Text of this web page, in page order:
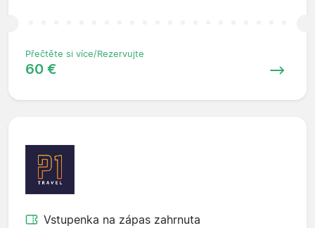
Přečtěte si více/Rezervujte
60 €
Vstupenka na zápas zahrnuta